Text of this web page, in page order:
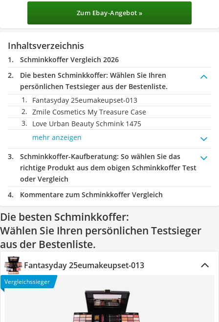
Zum Ebay-Angebot »
Inhaltsverzeichnis
Schminkkoffer Vergleich 2026
Die besten Schminkkoffer: Wählen Sie Ihren
persönlichen Testsieger aus der Bestenliste.
Fantasyday 25eumakeupset-013
Zmile Cosmetics My Treasure Case
Love Urban Beauty Schmink 1475
mehr anzeigen
Schminkkoffer-Kaufberatung: So wählen Sie das
richtige Produkt aus dem obigen Schminkkoffer Test
oder Vergleich
Kommentare zum Schminkkoffer Vergleich
Die besten Schminkkoffer:
Wählen Sie Ihren persönlichen Testsieger
aus der Bestenliste.
Fantasyday 25eumakeupset-013
Vergleichssieger